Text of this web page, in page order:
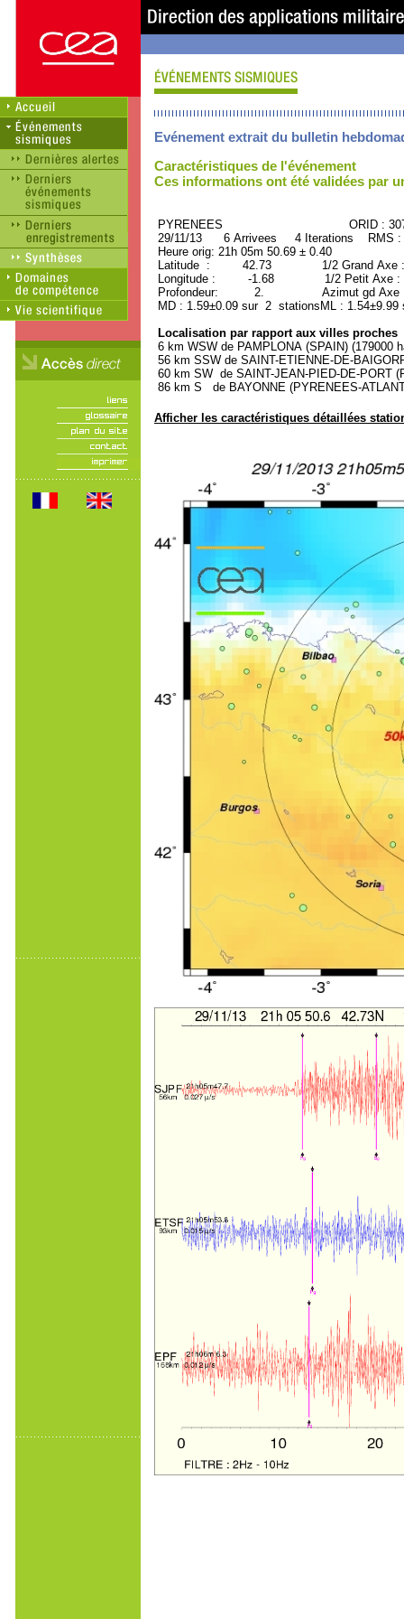
Evénement extrait du bulletin
Caractéristiques de l'événement
Ces informations ont été validées par
PYRENEES ORID :
29/11/13 6 Arrivees 4 Iterations RMS :
Heure orig: 21h 05m 50.69 ± 0.40
Latitude : 42.73 1/2 Grand Axe
Longitude : -1.68 1/2 Petit Axe :
Profondeur: 2. Azimut gd Axe :
MD : 1.59±0.09 sur 2 stationsML :
Localisation par rapport aux villes proches
6 km WSW de PAMPLONA (SPAIN) (179000
56 km SSW de SAINT-ETIENNE-DE-
60 km SW de SAINT-JEAN-PIED-DE-PORT
86 km S de BAYONNE (PYRENEES-
Afficher les caractéristiques détaillées